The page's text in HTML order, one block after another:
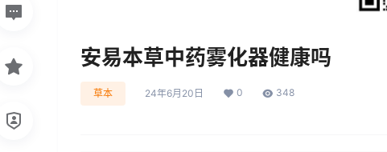
安易本草中药雾化器健康吗
草本 24年6月20日 0 348